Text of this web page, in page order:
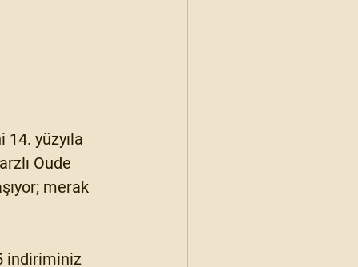
yüzyıla
Oude
merak
indiriminiz